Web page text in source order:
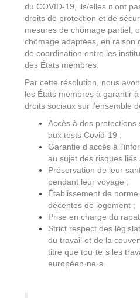
du COVID-19, ils/elles n’ont
droits de protection et de
mesures de chômage partiel,
chômage adaptées, en raison
de coordination entre les
des États membres.
Par cette résolution, nous
les États membres à garantir
droits sociaux sur l’ensemble
Accès à des
aux tests Covid-19 ;
Garantie d’accès à
au sujet des risques liés
Préservation de leur
pendant leur voyage ;
Établissement de
décentes de logement ;
Prise en charge du
Strict respect des
du travail et de la
titre que tou·te·s les
européen·ne·s.